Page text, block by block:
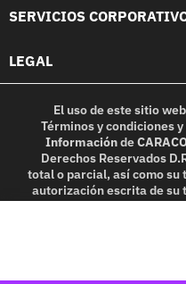
SERVICIOS
LEGAL
El uso de este sitio
Términos y condicionesy
Informaciónde
Derechos Reservados
total o parcial, así como
autorización escrita de su